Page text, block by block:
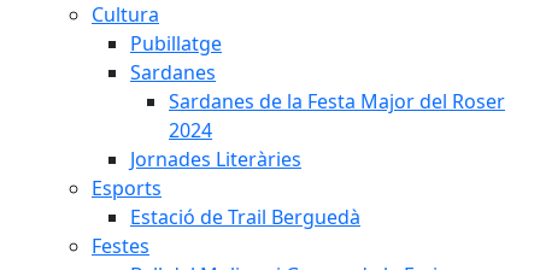
Cultura
Pubillatge
Sardanes
Sardanes de la Festa Major del Roser
2024
Jornades Literàries
Esports
Estació de Trail Berguedà
Festes